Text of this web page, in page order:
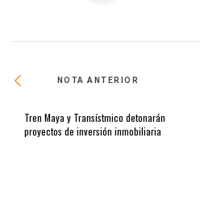
NOTA ANTERIOR
Tren Maya y Transístmico detonarán
proyectos de inversión inmobiliaria